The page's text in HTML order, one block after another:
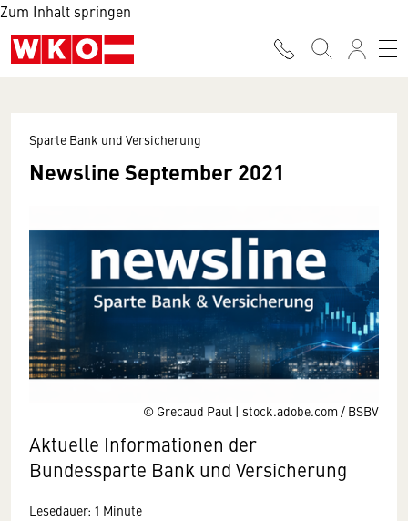
Zum Inhalt springen
© Grecaud Paul | stock.adobe.com / BSBV
Sparte Bank und Versicherung
Newsline September 2021
Aktuelle Informationen der
Bundessparte Bank und Versicherung
Lesedauer: 1 Minute